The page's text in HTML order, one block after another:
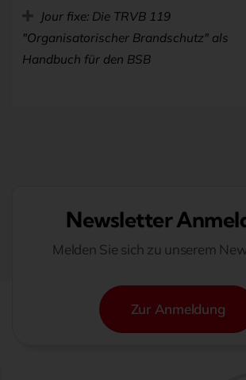
Newsletter
Melden Sie sich zu unserem
Zur Anmeldung